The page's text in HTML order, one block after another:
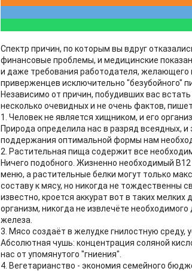
Спектр причин, по которым вы вдруг
финансовые проблемы, и медицинские
и даже требования работодателя, желающего
приверженцев исключительно "безубойного"
Независимо от причин, побудивших вас
несколько очевидных и не очень фактов, пишет
1. Человек не является хищником, и его
Природа определила нас в разряд всеядных,
поддержания оптимальной формы нам
2. Растительная пища содержит все
Ничего подобного. Жизненно необходимый
меню, а растительные белки могут только
составу к мясу, но никогда не тождественны
известно, кроется аккурат вот в таких
организм, никогда не извлечёте
железа.
3. Мясо создаёт в желудке гнилостную среду,
Абсолютная чушь: концентрация соляной
нас от упомянутого "гниения".
4. Вегетарианство - экономия семейного